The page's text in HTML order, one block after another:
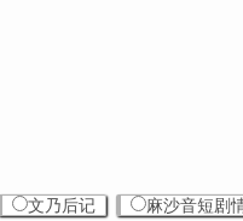
文乃后记 麻沙音短剧